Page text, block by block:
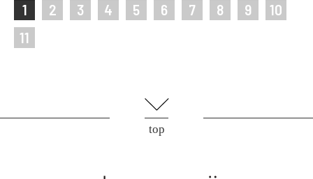
1 2 3 4 5 6 7 8 9
10
11
top